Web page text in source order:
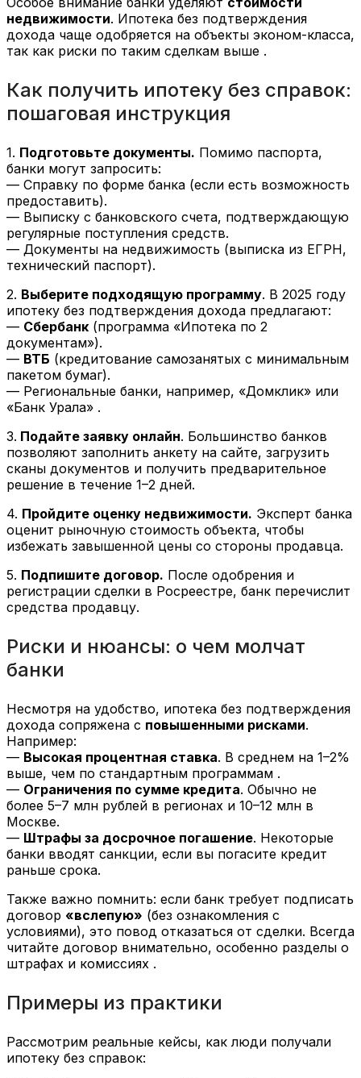
недвижимости. Ипотека без подтверждения
дохода чаще одобряется на объекты эконом-класса,
так как риски по таким сделкам выше .
Как получить ипотеку без справок:
пошаговая инструкция
1. Подготовьте документы. Помимо паспорта,
банки могут запросить:
— Справку по форме банка (если есть возможность
предоставить).
— Выписку с банковского счета, подтверждающую
регулярные поступления средств.
— Документы на недвижимость (выписка из ЕГРН,
технический паспорт).
2. Выберите подходящую программу. В 2025 году
ипотеку без подтверждения дохода предлагают:
— Сбербанк (программа «Ипотека по 2
документам»).
— ВТБ (кредитование самозанятых с минимальным
пакетом бумаг).
— Региональные банки, например, «Домклик» или
«Банк Урала» .
3. Подайте заявку онлайн. Большинство банков
позволяют заполнить анкету на сайте, загрузить
сканы документов и получить предварительное
решение в течение 1–2 дней.
4. Пройдите оценку недвижимости. Эксперт банка
оценит рыночную стоимость объекта, чтобы
избежать завышенной цены со стороны продавца.
5. Подпишите договор. После одобрения и
регистрации сделки в Росреестре, банк перечислит
средства продавцу.
Риски и нюансы: о чем молчат
банки
Несмотря на удобство, ипотека без подтверждения
дохода сопряжена с повышенными рисками.
Например:
— Высокая процентная ставка. В среднем на 1–2%
выше, чем по стандартным программам .
— Ограничения по сумме кредита. Обычно не
более 5–7 млн рублей в регионах и 10–12 млн в
Москве.
— Штрафы за досрочное погашение. Некоторые
банки вводят санкции, если вы погасите кредит
раньше срока.
Также важно помнить: если банк требует подписать
договор «вслепую» (без ознакомления с
условиями), это повод отказаться от сделки. Всегда
читайте договор внимательно, особенно разделы о
штрафах и комиссиях .
Примеры из практики
Рассмотрим реальные кейсы, как люди получали
ипотеку без справок: